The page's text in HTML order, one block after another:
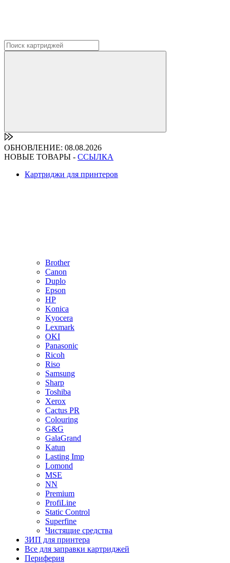
ОБНОВЛЕНИЕ: 08.08.2026
НОВЫЕ ТОВАРЫ - ССЫЛКА
Картриджи для принтеров
Brother
Canon
Duplo
Epson
HP
Konica
Kyocera
Lexmark
OKI
Panasonic
Ricoh
Riso
Samsung
Sharp
Toshiba
Xerox
Cactus PR
Colouring
G&G
GalaGrand
Katun
Lasting Imp
Lomond
MSE
NN
Premium
ProfiLine
Static Control
Superfine
Чистящие средства
ЗИП для принтера
Все для заправки картриджей
Периферия